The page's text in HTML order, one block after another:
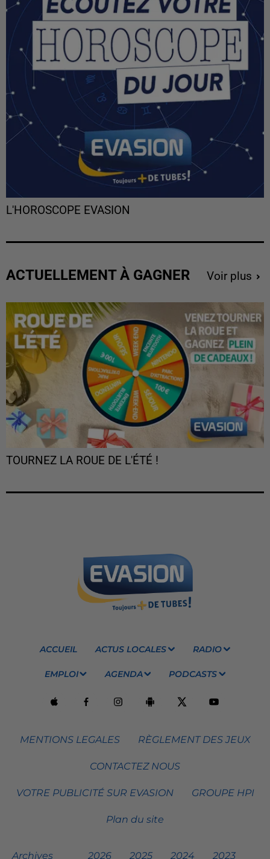
L'HOROSCOPE EVASION
ACTUELLEMENT À GAGNER Voir plus
TOURNEZ LA ROUE DE L'ÉTÉ !
ACCUEIL ACTUS LOCALES RADIO
EMPLOI AGENDA PODCASTS
MENTIONS LEGALES RÈGLEMENT DES JEUX
CONTACTEZ NOUS
VOTRE PUBLICITÉ SUR EVASION GROUPE HPI
Plan du site
Archives 2026 2025 2024 2023